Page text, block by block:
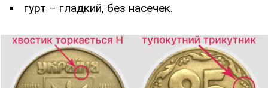
гурт – гладкий, без насечек.